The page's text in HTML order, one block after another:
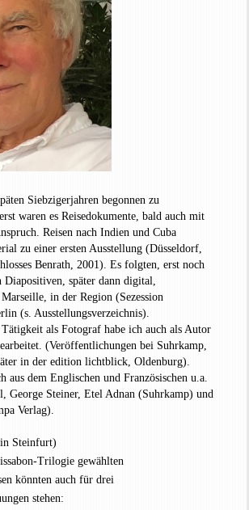
Siebzigerjahren begonnen zu
waren es Reisedokumente, bald auch mit
Reisen nach Indien und Cuba
zu einer ersten Ausstellung (Düsseldorf,
Benrath, 2001). Es folgten, erst noch
Diapositiven, später dann digital,
in der Region (Sezession
(s. Ausstellungsverzeichnis).
als Fotograf habe ich auch als Autor
(Veröffentlichungen bei Suhrkamp,
in der edition lichtblick, Oldenburg).
aus dem Englischen und Französischen u.a.
George Steiner, Etel Adnan (Suhrkamp) und
Verlag).
Steinfurt)
Trilogie gewählten
könnten auch für drei
stehen: